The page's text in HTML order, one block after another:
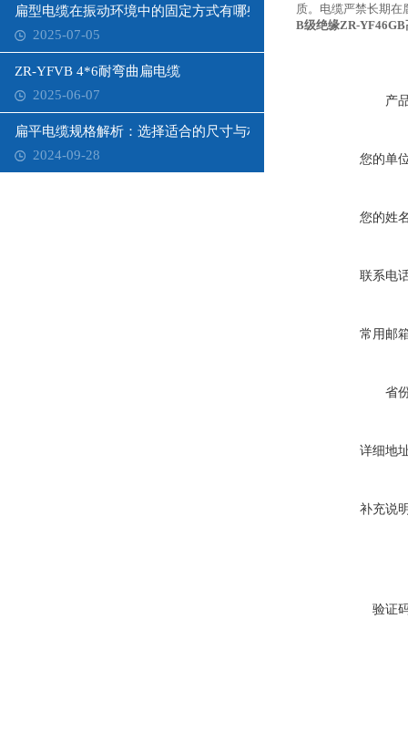
扁型电缆在振动环境中的固定方式有哪些？
2025-07-05
ZR-YFVB 4*6耐弯曲扁电缆
2025-06-07
扁平电缆规格解析：选择适合的尺寸与材质
2024-09-28
质。电缆严禁长期在
B级绝缘ZR-
产
您的单
您的姓
联系电
常用邮
省
详细地
补充说
验证